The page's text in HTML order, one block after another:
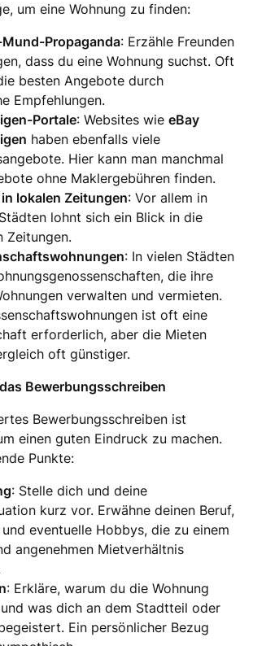
um eine Wohnung zu finden:
Propaganda: Erzähle Freunden
dass du eine Wohnung suchst. Oft
besten Angebote durch
Empfehlungen.
Portale: Websites wieeBay
haben ebenfalls viele
Hier kann man manchmal
ohne Maklergebühren finden.
lokalen Zeitungen: Vor allem in
lohnt sich ein Blick in die
Zeitungen.
: In vielen Städten
die ihre
verwalten und vermieten.
ist oft eine
erforderlich, aber die Mieten
oft günstiger.
Bewerbungsschreiben
Bewerbungsschreiben ist
einen guten Eindruck zu machen.
Punkte:
: Stelle dich und deine
kurz vor. Erwähne deinen Beruf,
eventuelle Hobbys, die zu einem
angenehmen Mietverhältnis
: Erkläre, warum du die Wohnung
was dich an dem Stadtteil oder
Ein persönlicher Bezug